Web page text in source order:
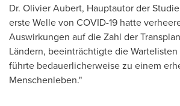
Dr. Olivier Aubert, Hauptautor der
erste Welle von COVID-19 hatte
Auswirkungen auf die Zahl der
Ländern, beeinträchtigte die
führte bedauerlicherweise zu einem
Menschenleben."